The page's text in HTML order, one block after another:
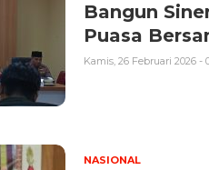
Bangun
Puasa
Kamis, 26 Februari 2026 -
NASIONAL